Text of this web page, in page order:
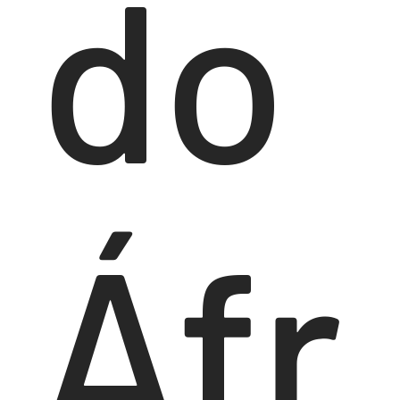
do
Áfr